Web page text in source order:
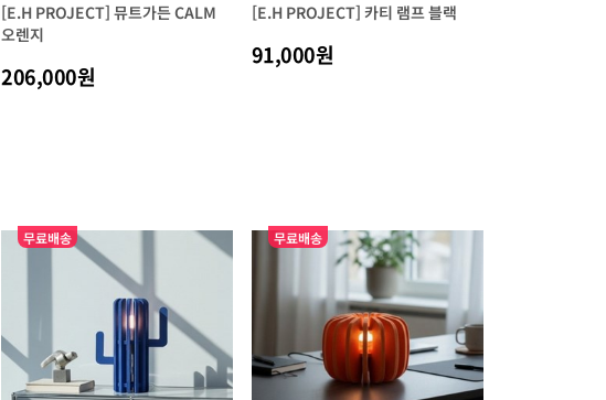
[E.H PROJECT] 뮤트가든 CALM
오렌지
206,000원
[E.H PROJECT] 카티 램프 블랙
91,000원
무료배송 무료배송